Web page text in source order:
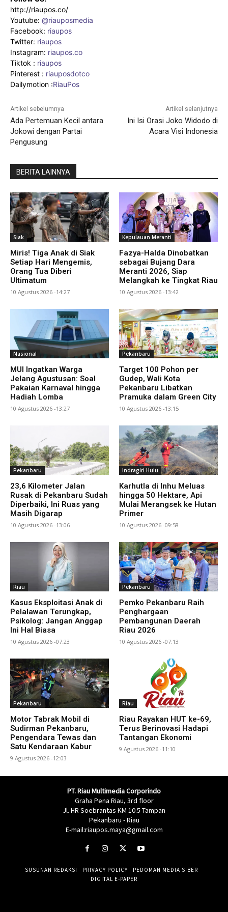
http://riaupos.co/
Youtube: @riauposmedia
Facebook: riaupos
Twitter: riaupos
Instagram: riaupos.co
Tiktok : riaupos
Pinterest : riauposdotco
Dailymotion :RiauPos
Artikel sebelumnya
Ada Pertemuan Kecil antara
Jokowi dengan Partai
Pengusung
Artikel selanjutnya
Ini Isi Orasi Joko Widodo di
Acara Visi Indonesia
BERITA LAINNYA
Siak
Miris! Tiga Anak di Siak
Setiap Hari Mengemis,
Orang Tua Diberi
Ultimatum
10 Agustus 2026 -14:27
Kepulauan Meranti
Fazya-Halda Dinobatkan
sebagai Bujang Dara
Meranti 2026, Siap
Melangkah ke Tingkat Riau
10 Agustus 2026 -13:42
Nasional
MUI Ingatkan Warga
Jelang Agustusan: Soal
Pakaian Karnaval hingga
Hadiah Lomba
10 Agustus 2026 -13:27
Pekanbaru
Target 100 Pohon per
Gudep, Wali Kota
Pekanbaru Libatkan
Pramuka dalam Green City
10 Agustus 2026 -13:15
Pekanbaru
23,6 Kilometer Jalan
Rusak di Pekanbaru Sudah
Diperbaiki, Ini Ruas yang
Masih Digarap
10 Agustus 2026 -13:06
Indragiri Hulu
Karhutla di Inhu Meluas
hingga 50 Hektare, Api
Mulai Merangsek ke Hutan
Primer
10 Agustus 2026 -09:58
Riau
Kasus Eksploitasi Anak di
Pelalawan Terungkap,
Psikolog: Jangan Anggap
Ini Hal Biasa
10 Agustus 2026 -07:23
Pekanbaru
Pemko Pekanbaru Raih
Penghargaan
Pembangunan Daerah
Riau 2026
10 Agustus 2026 -07:13
Pekanbaru
Motor Tabrak Mobil di
Sudirman Pekanbaru,
Pengendara Tewas dan
Satu Kendaraan Kabur
9 Agustus 2026 -12:03
Riau
Riau Rayakan HUT ke-69,
Terus Berinovasi Hadapi
Tantangan Ekonomi
9 Agustus 2026 -11:10
PT. Riau Multimedia Corporindo
Graha Pena Riau, 3rd floor
Jl. HR Soebrantas KM 10.5 Tampan
Pekanbaru - Riau
E-mail:riaupos.maya@gmail.com
SUSUNAN REDAKSI PRIVACY POLICY
PEDOMAN MEDIA SIBER
DIGITAL E-PAPER